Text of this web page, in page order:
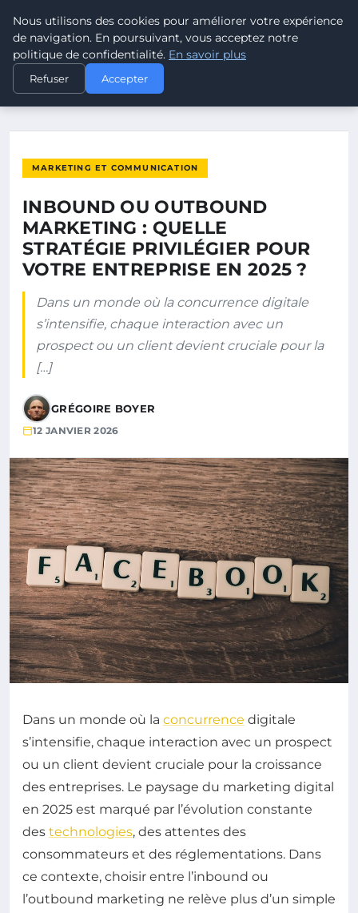
POUVOIR OUVRIER
ACCUEIL
INBOUND OU OUTBOUND MARKETING : QUELLE STRATÉGIE…
MARKETING ET COMMUNICATION
INBOUND OU OUTBOUND
MARKETING : QUELLE
STRATÉGIE PRIVILÉGIER POUR
VOTRE ENTREPRISE EN 2025 ?
Dans un monde où la concurrence digitale
s’intensifie, chaque interaction avec un
prospect ou un client devient cruciale pour la
[…]
GRÉGOIRE BOYER
12 JANVIER 2026
Dans un monde où la concurrence digitale
s’intensifie, chaque interaction avec un prospect
ou un client devient cruciale pour la croissance
des entreprises. Le paysage du marketing digital
en 2025 est marqué par l’évolution constante
des technologies, des attentes des
consommateurs et des réglementations. Dans
ce contexte, choisir entre l’inbound ou
l’outbound marketing ne relève plus d’un simple
Nous utilisons des cookies pour améliorer votre expérience
de navigation. En poursuivant, vous acceptez notre
politique de confidentialité. En savoir plus
Refuser Accepter